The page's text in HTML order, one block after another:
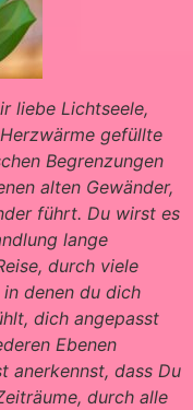
liebe Lichtseele,
gefüllte
Begrenzungen
alten Gewänder,
führt. Du wirst es
lange
durch viele
denen du dich
dich angepasst
Ebenen
anerkennst, dass Du
durch alle